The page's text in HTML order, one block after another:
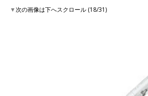
▼次の画像は下へスクロール (18/31)